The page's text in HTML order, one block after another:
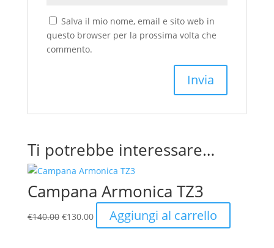
Salva il mio nome, email e sito web in
questo browser per la prossima volta che
commento.
Ti potrebbe interessare…
Campana Armonica TZ3
€140.00 Il
€130.00Il
prezzo
Aggiungi al carrello